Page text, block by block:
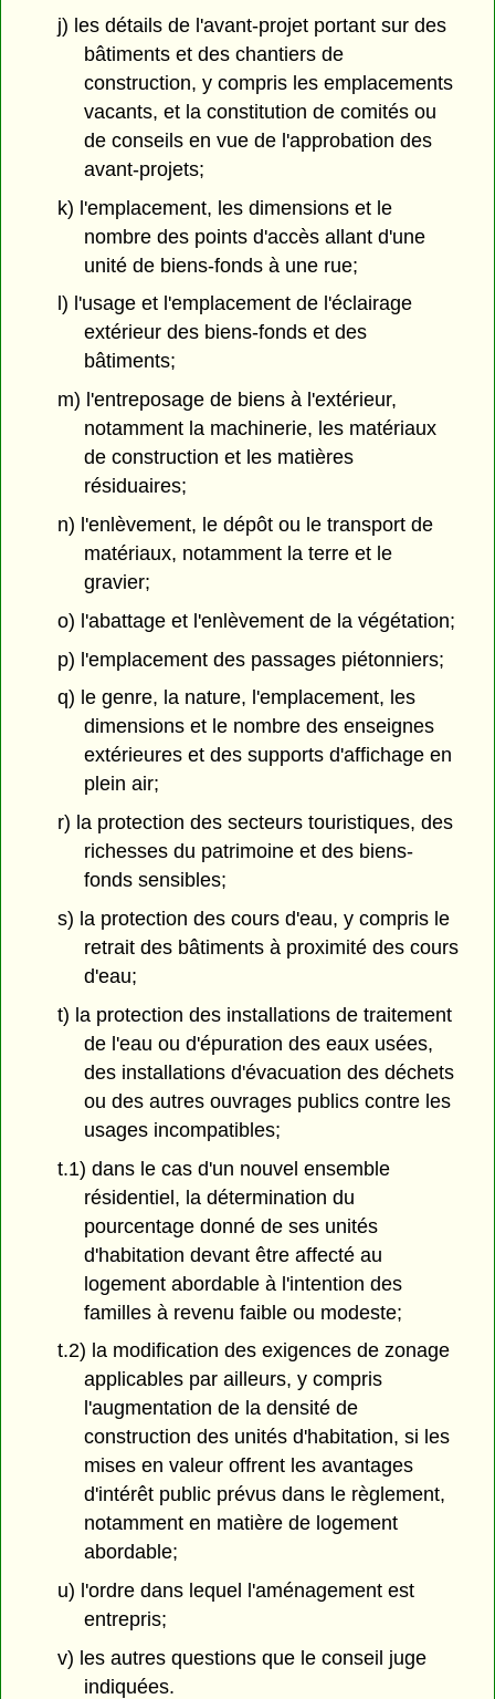
j) les détails de l'avant-projet portant sur des
bâtiments et des chantiers de
construction, y compris les emplacements
vacants, et la constitution de comités ou
de conseils en vue de l'approbation des
avant-projets;
k) l'emplacement, les dimensions et le
nombre des points d'accès allant d'une
unité de biens-fonds à une rue;
l) l'usage et l'emplacement de l'éclairage
extérieur des biens-fonds et des
bâtiments;
m) l'entreposage de biens à l'extérieur,
notamment la machinerie, les matériaux
de construction et les matières
résiduaires;
n) l'enlèvement, le dépôt ou le transport de
matériaux, notamment la terre et le
gravier;
o) l'abattage et l'enlèvement de la végétation;
p) l'emplacement des passages piétonniers;
q) le genre, la nature, l'emplacement, les
dimensions et le nombre des enseignes
extérieures et des supports d'affichage en
plein air;
r) la protection des secteurs touristiques, des
richesses du patrimoine et des biens-
fonds sensibles;
s) la protection des cours d'eau, y compris le
retrait des bâtiments à proximité des cours
d'eau;
t) la protection des installations de traitement
de l'eau ou d'épuration des eaux usées,
des installations d'évacuation des déchets
ou des autres ouvrages publics contre les
usages incompatibles;
t.1) dans le cas d'un nouvel ensemble
résidentiel, la détermination du
pourcentage donné de ses unités
d'habitation devant être affecté au
logement abordable à l'intention des
familles à revenu faible ou modeste;
t.2) la modification des exigences de zonage
applicables par ailleurs, y compris
l'augmentation de la densité de
construction des unités d'habitation, si les
mises en valeur offrent les avantages
d'intérêt public prévus dans le règlement,
notamment en matière de logement
abordable;
u) l'ordre dans lequel l'aménagement est
entrepris;
v) les autres questions que le conseil juge
indiquées.